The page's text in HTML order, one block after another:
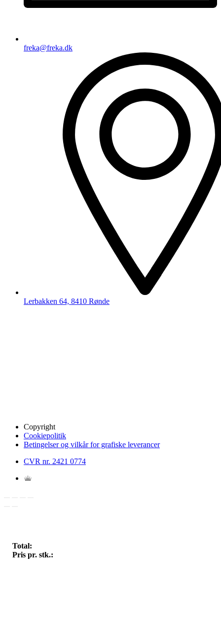
Total:
Pris pr. stk.:
freka@freka.dk
Lerbakken 64, 8410 Rønde
Copyright
Cookiepolitik
Betingelser og vilkår for grafiske leverancer
CVR nr. 2421 0774